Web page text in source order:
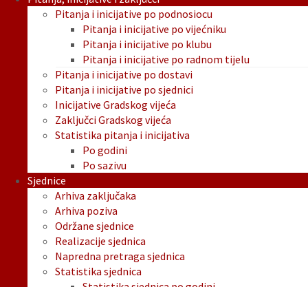
Pitanja i inicijative po podnosiocu
Pitanja i inicijative po vijećniku
Pitanja i inicijative po klubu
Pitanja i inicijative po radnom tijelu
Pitanja i inicijative po dostavi
Pitanja i inicijative po sjednici
Inicijative Gradskog vijeća
Zaključci Gradskog vijeća
Statistika pitanja i inicijativa
Po godini
Po sazivu
Sjednice
Arhiva zaključaka
Arhiva poziva
Održane sjednice
Realizacije sjednica
Napredna pretraga sjednica
Statistika sjednica